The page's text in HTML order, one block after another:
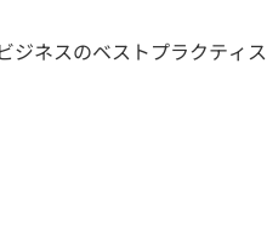
ジネスのベストプラクティス